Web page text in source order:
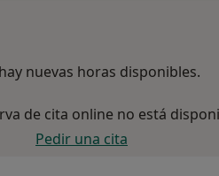
nuevas horas disponibles.
de cita online no está
Pedir una cita